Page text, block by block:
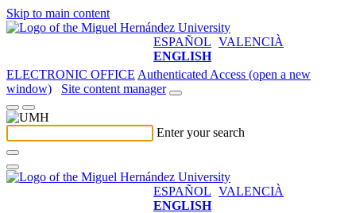
Skip to main content
ESPAÑOL VALENCIÀ
ENGLISH
ELECTRONIC OFFICE Authenticated Access (open a new
window)
Site content manager
Enter your search
ESPAÑOL VALENCIÀ
ENGLISH